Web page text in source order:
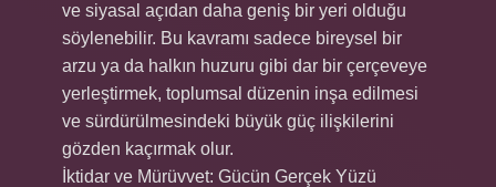
ve siyasal açıdan daha geniş bir yeri olduğu
söylenebilir. Bu kavramı sadece bireysel bir
arzu ya da halkın huzuru gibi dar bir çerçeveye
yerleştirmek, toplumsal düzenin inşa edilmesi
ve sürdürülmesindeki büyük güç ilişkilerini
gözden kaçırmak olur.
İktidar ve Mürüvvet: Gücün Gerçek Yüzü